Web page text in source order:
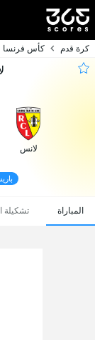
كرة قدم كأس فرنسا
لانس
باريس
المباراة تشكيلة